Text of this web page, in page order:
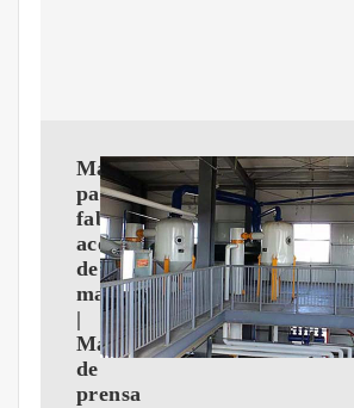
Máquina
para
fabricar
aceite
de
maní
|
Máquina
de
prensa